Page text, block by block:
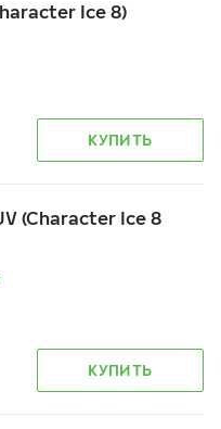
Ice 8)
КУПИТЬ
(Character Ice 8
КУПИТЬ